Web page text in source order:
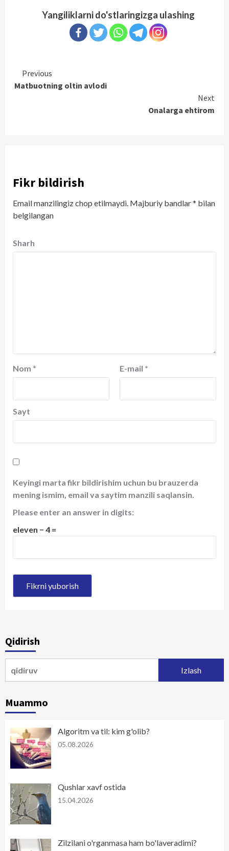
Yangiliklarni do'stlaringizga ulashing
Continue
Reading
Previous
Matbuotning oltin avlodi
Next
Onalarga ehtirom
Fikr bildirish
Email manzilingiz chop etilmaydi. Majburiy bandlar* bilan
belgilangan
Sharh
Nom * E-mail *
Sayt
Keyingi marta fikr bildirishim uchun bu brauzerda
mening ismim, email va saytim manzili saqlansin.
Please enter an answer in digits:
eleven − 4 =
Qidirish
Muammo
Algoritm va til: kim g'olib?
05.08.2026
Qushlar xavf ostida
15.04.2026
Zilzilani o'rganmasa ham bo'laveradimi?